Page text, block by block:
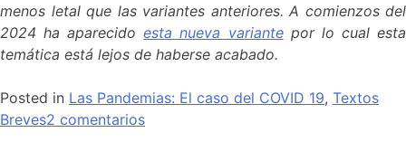
menos letal que las variantes anteriores. A comienzos del
2024 ha aparecidoesta nueva variantepor lo cual esta
temática está lejos de haberse acabado.
Posted in Las Pandemias: El caso del COVID 19, Textos
Breves2 comentarios